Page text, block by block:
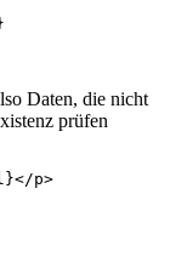
Daten, die nicht
prüfen
p>